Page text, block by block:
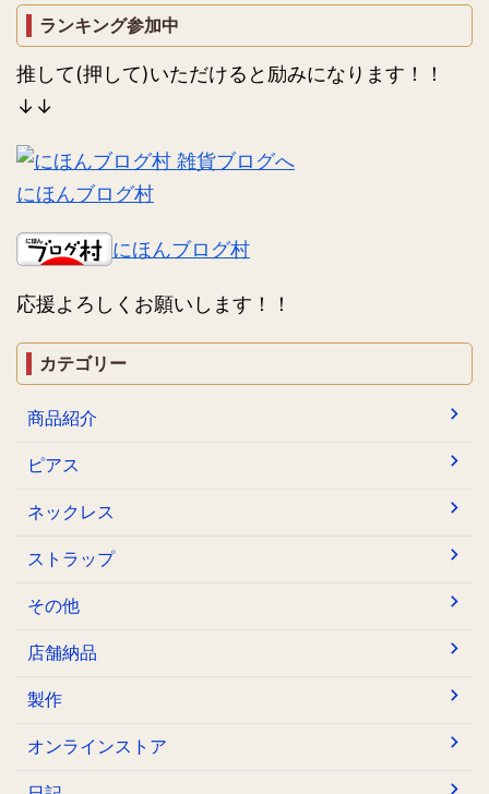
ランキング参加中
推して(押して)いただけると励みになります！！
↓↓
にほんブログ村
にほんブログ村
応援よろしくお願いします！！
カテゴリー
商品紹介
ピアス
ネックレス
ストラップ
その他
店舗納品
製作
オンラインストア